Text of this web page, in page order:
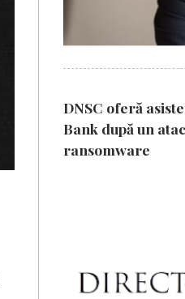
DNSC oferă
Bank după un
ransomware